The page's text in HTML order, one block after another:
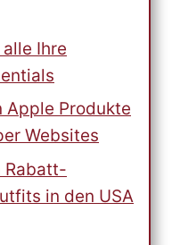
Ihre
Apple Produkte
Websites
Rabatt-
in den USA